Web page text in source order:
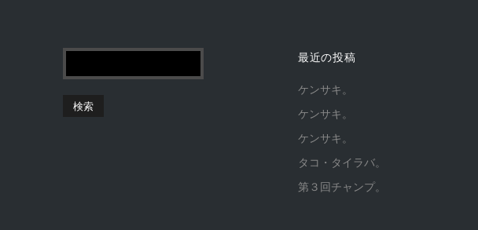
最近の投稿
ケンサキ。
ケンサキ。
ケンサキ。
タコ・タイラバ。
第３回チャンプ。